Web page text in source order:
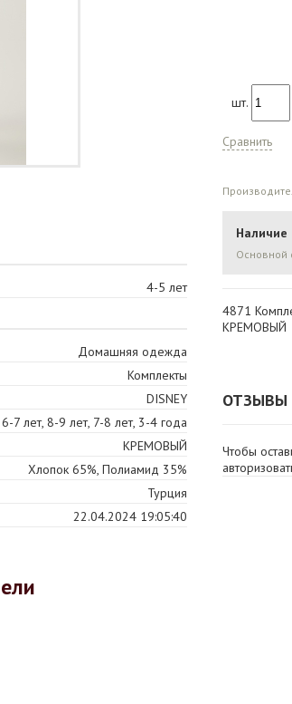
шт.
Сравнить
Наличие
Основной
4871
КРЕМОВЫЙ
4-5 лет
Домашняя одежда
Комплекты
DISNEY
7 лет, 8-9 лет, 7-8 лет, 3-4 года
КРЕМОВЫЙ
Хлопок 65%, Полиамид 35%
Турция
22.04.2024 19:05:40
ОТЗЫВЫ
Чтобы